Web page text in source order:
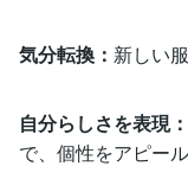
気分転換： 新しい
自分らしさを表現：
で、個性をアピール